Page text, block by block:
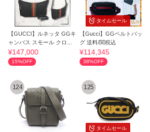
【GUCCI】ルネッタ GGキ
ャンバス スモール クロス
ボディバッグ
¥147,000
15%OFF
タイムセール
【Gucci】GGベルトバッ
グ 送料/関税込
¥114,345
38%OFF
124
タイムセール
125